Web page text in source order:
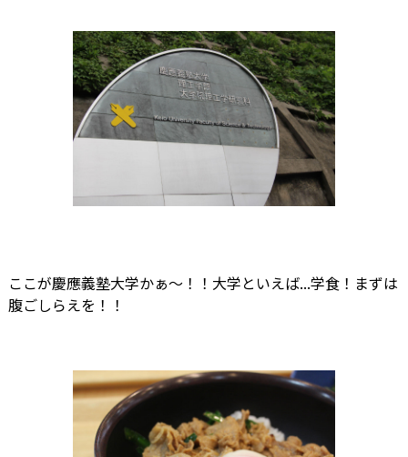
ここが慶應義塾大学かぁ〜！！大学といえば...学食！まずは
腹ごしらえを！！